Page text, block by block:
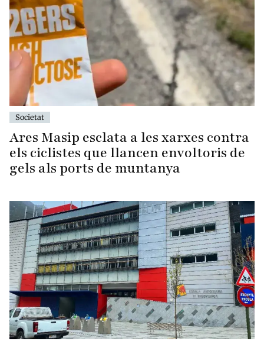
Societat
Ares Masip esclata a les xarxes contra
els ciclistes que llancen envoltoris de
gels als ports de muntanya